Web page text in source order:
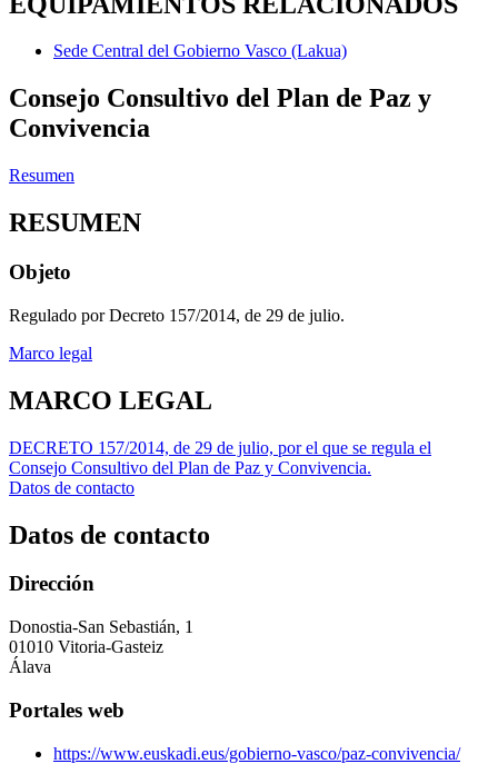
Sede Central del Gobierno Vasco (Lakua)
Consejo Consultivo del Plan de Paz y
Convivencia
Resumen
RESUMEN
Objeto
Regulado por Decreto 157/2014, de 29 de julio.
Marco legal
MARCO LEGAL
DECRETO 157/2014, de 29 de julio, por el que se regula el
Consejo Consultivo del Plan de Paz y Convivencia.
Datos de contacto
Datos de contacto
Dirección
Donostia-San Sebastián, 1
01010 Vitoria-Gasteiz
Álava
Portales web
https://www.euskadi.eus/gobierno-vasco/paz-convivencia/